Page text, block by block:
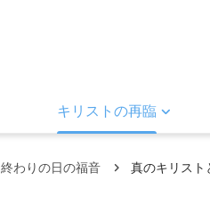
キリストの再臨
終わりの日の福音 真のキリスト